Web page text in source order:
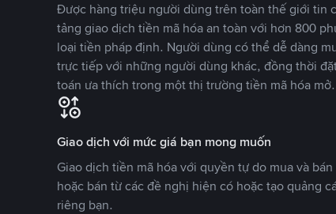
Được hàng triệu người dùng trên toàn thế giới tin
tảng giao dịch tiền mã hóa an toàn với hơn 800
loại tiền pháp định. Người dùng có thể dễ dàng
trực tiếp với những người dùng khác, đồng thời
toán ưa thích trong một thị trường tiền mã hóa mở.
Giao dịch với mức giá bạn mong muốn
Giao dịch tiền mã hóa với quyền tự do mua và
hoặc bán từ các đề nghị hiện có hoặc tạo quảng
riêng bạn.